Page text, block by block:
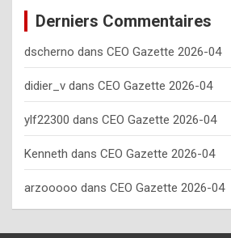
e
y
o
u
s
h
o
Derniers Commentaires
dscherno dans CEO Gazette 2026-04
didier_v dans CEO Gazette 2026-04
ylf22300 dans CEO Gazette 2026-04
Kenneth dans CEO Gazette 2026-04
arzooooo dans CEO Gazette 2026-04